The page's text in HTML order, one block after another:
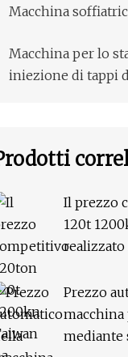
Macchina
Macchina per lo
iniezione di tappi
Il prezzo
120t
realizzato
preforme
macchina
Prezzo
mediante